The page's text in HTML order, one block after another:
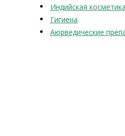
Индийская косметика
Гигиена
Аюрведические